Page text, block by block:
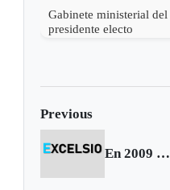
Gabinete ministerial del
presidente electo
Previous
En 2009 creció Recaudo de impuestos: Dian